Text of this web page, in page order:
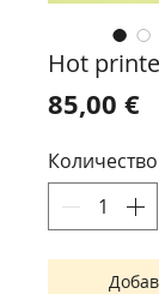
Hot
85,00 €
Количество